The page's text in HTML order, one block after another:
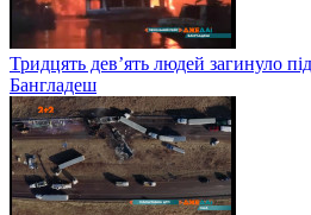
Тридцять дев’ять людей загинуло
Бангладеш